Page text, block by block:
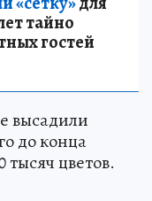
тайно
гостей
высадили
до конца
тысяч цветов.